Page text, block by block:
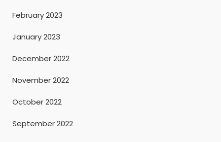
February 2023
January 2023
December 2022
November 2022
October 2022
September 2022